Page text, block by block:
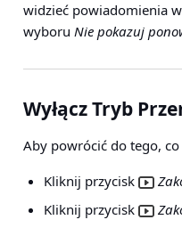
widzieć powiadomienia
wyboru Nie pokazuj
Wyłącz Tryb
Aby powrócić do tego,
Kliknij przycisk
Kliknij przycisk